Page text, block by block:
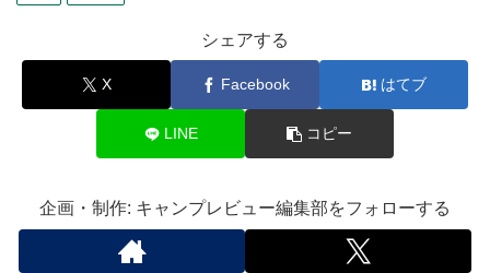
シェアする
X Facebook はてブ
LINE コピー
企画・制作: キャンプレビュー編集部をフォローする